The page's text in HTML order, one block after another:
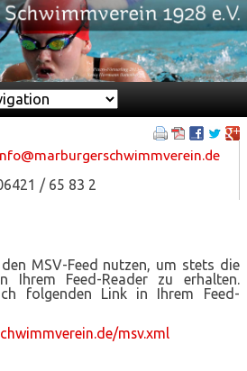
/ 65 83 2
MSV-Feed nutzen, um stets die
Ihrem Feed-Reader zu erhalten.
folgenden Link in Ihrem Feed-
msv.xml